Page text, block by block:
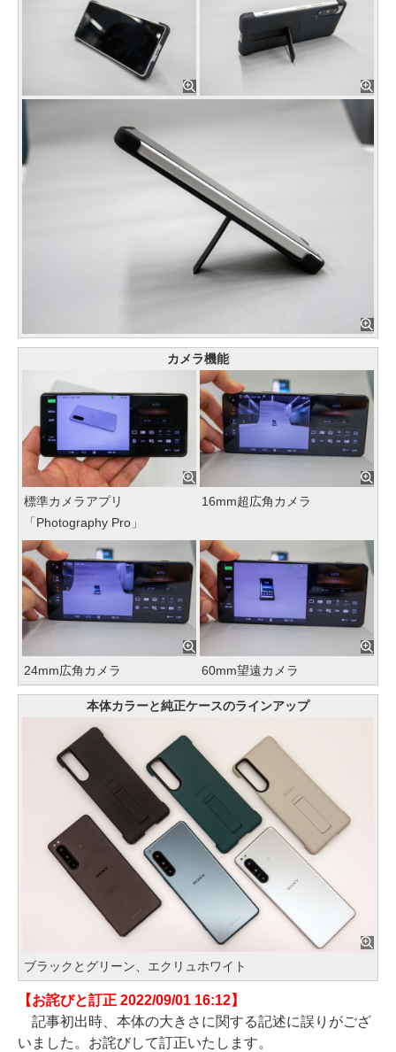
カメラ機能
標準カメラアプリ
「Photography Pro」
16mm超広角カメラ
24mm広角カメラ 60mm望遠カメラ
本体カラーと純正ケースのラインアップ
ブラックとグリーン、エクリュホワイト
【お詫びと訂正 2022/09/01 16:12】
記事初出時、本体の大きさに関する記述に誤りがござ
いました。お詫びして訂正いたします。